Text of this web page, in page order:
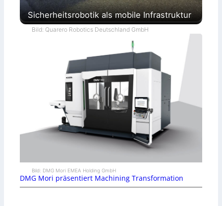
Sicherheitsrobotik als mobile Infrastruktur
Bild: Quarero Robotics Deutschland GmbH
Bild: DMG Mori EMEA Holding GmbH
DMG Mori präsentiert Machining Transformation